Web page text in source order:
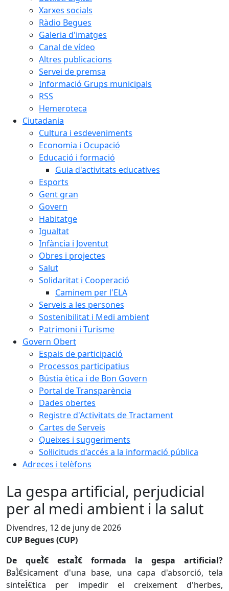
Xarxes socials
Ràdio Begues
Galeria d'imatges
Canal de vídeo
Altres publicacions
Servei de premsa
Informació Grups municipals
RSS
Hemeroteca
Ciutadania
Cultura i esdeveniments
Economia i Ocupació
Educació i formació
Guia d'activitats educatives
Esports
Gent gran
Govern
Habitatge
Igualtat
Infància i Joventut
Obres i projectes
Salut
Solidaritat i Cooperació
Caminem per l'ELA
Serveis a les persones
Sostenibilitat i Medi ambient
Patrimoni i Turisme
Govern Obert
Espais de participació
Processos participatius
Bústia ètica i de Bon Govern
Portal de Transparència
Dades obertes
Registre d'Activitats de Tractament
Cartes de Serveis
Queixes i suggeriments
Sol·licituds d'accés a la informació pública
Adreces i telèfons
La gespa artificial, perjudicial
per al medi ambient i la salut
Divendres, 12 de juny de 2026
CUP Begues (CUP)
De queÌ€ estaÌ€ formada la gespa artificial?
BaÌ€sicament d'una base, una capa d'absorció, tela
sinteÌ€tica per impedir el creixement d'herbes,